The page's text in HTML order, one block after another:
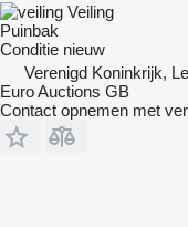
Veiling
Puinbak
Conditie nieuw
Verenigd Koninkrijk,
Euro Auctions GB
Contact opnemen met